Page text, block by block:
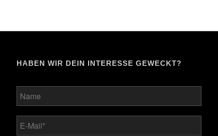
HABEN WIR DEIN INTERESSE GEWECKT?